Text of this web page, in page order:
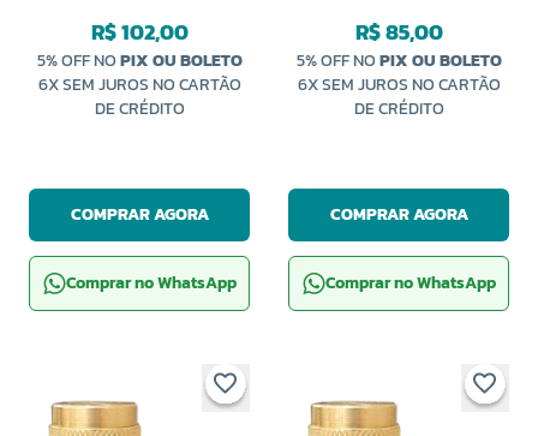
R$ 102,00
5% OFF NOPIX OU BOLETO
6X SEM JUROS NO CARTÃO
DE CRÉDITO
COMPRAR AGORA
Comprar no WhatsApp
R$ 85,00
5% OFF NOPIX OU BOLETO
6X SEM JUROS NO CARTÃO
DE CRÉDITO
COMPRAR AGORA
Comprar no WhatsApp